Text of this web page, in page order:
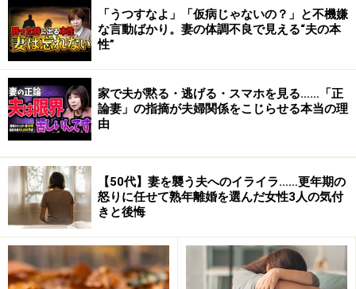
１日が過ぎていく。これだけ家族のために尽くして生活
しているのに、どうしてもっと夫はねぎらってくれない
のかしら？ 分かってくれないのかしら？
そうですよね。だって家庭の中の仕事を評価してくれる
のは、パートナーである夫でしかあり得ない。それなの
に、やって当然、という態度。食わしてやっているんだ
からやるのが当たり前だろ、という態度。日本の男性は
どうしても、妻の家事労働に感謝の気持ちを持ちねぎら
うということをしない人が多いから、妻は鬱憤がたまっ
てしまう。
もっとねぎらって！ と角が立たないようにストレート
「うつすなよ」「仮病じゃないの？」と不機嫌
な言動ばかり。妻の体調不良で見える“夫の本
性”
家で夫が黙る・逃げる・スマホを見る……「正
論妻」の指摘が夫婦関係をこじらせる本当の理
由
【50代】妻を襲う夫へのイライラ……更年期の
怒りに任せて熟年離婚を選んだ女性3人の気付
きと後悔